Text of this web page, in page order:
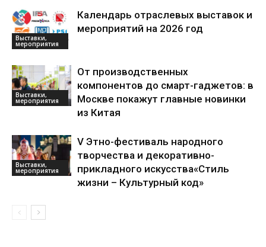
Выставки,
мероприятия
Календарь отраслевых выставок и
мероприятий на 2026 год
Выставки,
мероприятия
От производственных
компонентов до смарт-гаджетов: в
Москве покажут главные новинки
из Китая
Выставки,
мероприятия
V Этно-фестиваль народного
творчества и декоративно-
прикладного искусства«Стиль
жизни – Культурный код»